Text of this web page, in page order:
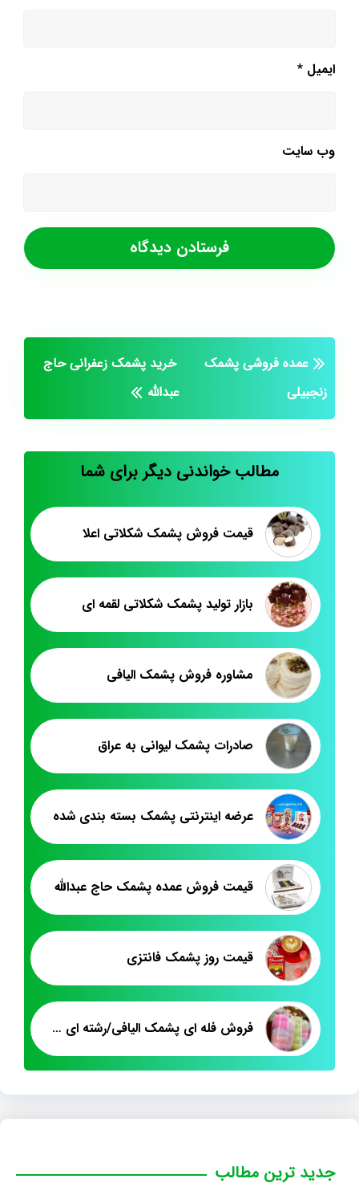
ایمیل *
وب‌ سایت
عمده فروشی پشمک
زنجبیلی
خرید پشمک زعفرانی حاج
عبدالله
مطالب خواندنی دیگر برای شما
قیمت فروش پشمک شکلاتی اعلا
بازار تولید پشمک شکلاتی لقمه ای
مشاوره فروش پشمک الیافی
صادرات پشمک لیوانی به عراق
عرضه اینترنتی پشمک بسته بندی شده
قیمت فروش عمده پشمک حاج عبدالله
قیمت روز پشمک فانتزی
فروش فله ای پشمک الیافی/رشته ای میوه ای
جدید ترین مطالب